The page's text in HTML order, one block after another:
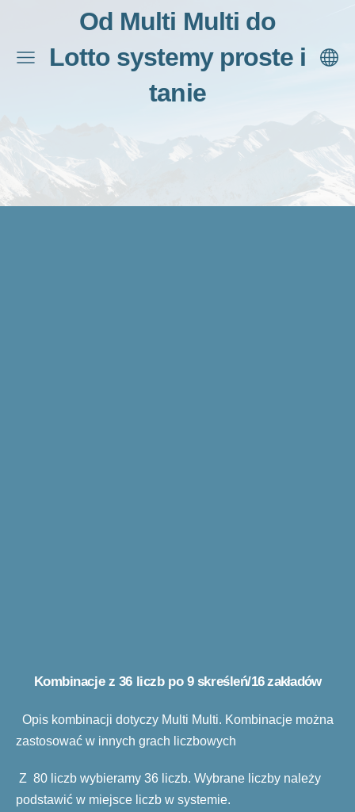
Od Multi Multi do
Lotto systemy proste i
tanie
Kombinacje z 36 liczb po 9 skreśleń/16 zakładów
Opis kombinacji dotyczy Multi Multi. Kombinacje można
zastosować w innych grach liczbowych
Z 80 liczb wybieramy 36 liczb. Wybrane liczby należy
podstawić w miejsce liczb w systemie.